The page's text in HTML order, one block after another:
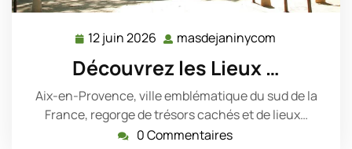
12 juin 2026 12
2026
masdejaninycom
Découvrez les Lieux …
Aix-en-Provence, ville emblématique du sud de la
France, regorge de trésors cachés et de lieux…
0 Commentaires